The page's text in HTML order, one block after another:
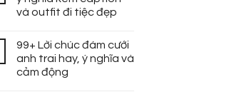
và outfit đi tiệc đẹp
99+ Lời chúc đám cưới
anh trai hay, ý nghĩa và
cảm động